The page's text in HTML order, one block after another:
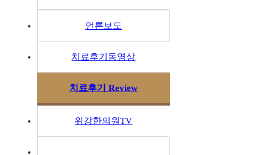
언론보도
치료후기동영상
치료후기 Review
위강한의원TV